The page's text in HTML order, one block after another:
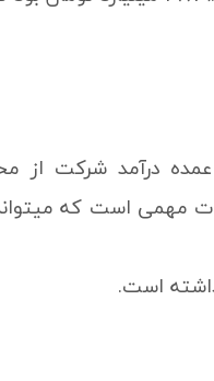
درآمد شرکت از
مهمی است که